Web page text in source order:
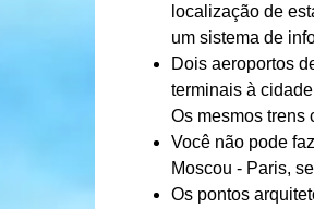
localização de
um sistema de
Dois aeroportos
terminais à
Os mesmos trens
Você não pode
Moscou - Paris,
Os pontos